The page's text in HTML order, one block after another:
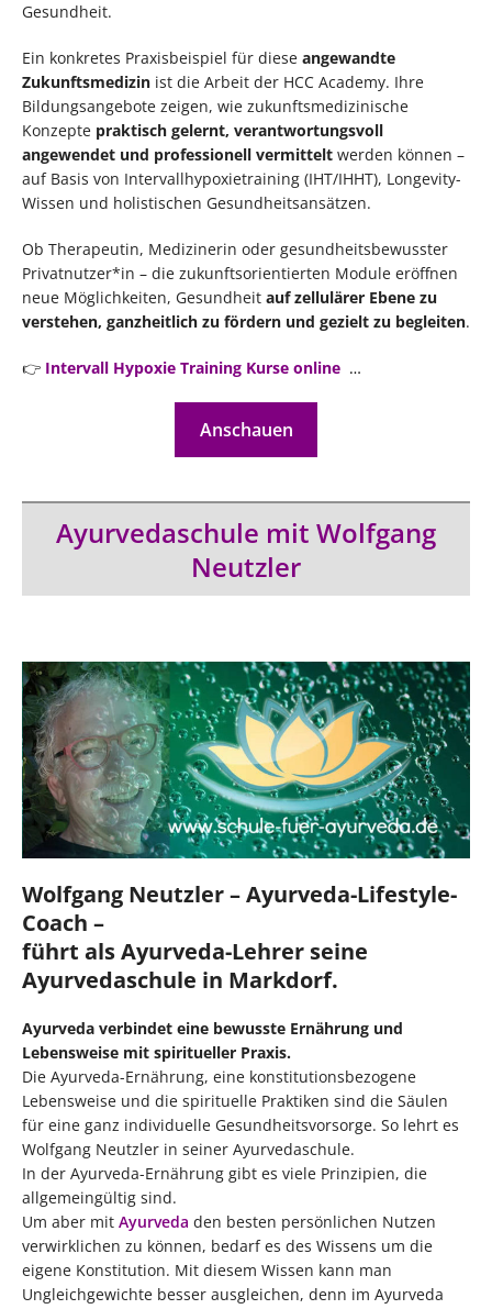
Gesundheit.
Ein konkretes Praxisbeispiel für diese angewandte
Zukunftsmedizin ist die Arbeit der HCC Academy. Ihre
Bildungsangebote zeigen, wie zukunftsmedizinische
Konzepte praktisch gelernt, verantwortungsvoll
angewendet und professionell vermittelt werden können –
auf Basis von Intervallhypoxietraining (IHT/IHHT), Longevity-
Wissen und holistischen Gesundheitsansätzen.
Ob Therapeutin, Medizinerin oder gesundheitsbewusster
Privatnutzer*in – die zukunftsorientierten Module eröffnen
neue Möglichkeiten, Gesundheit auf zellulärer Ebene zu
verstehen, ganzheitlich zu fördern und gezielt zu begleiten.
👉 Intervall Hypoxie Training Kurse online …
Anschauen
Ayurvedaschule mit Wolfgang
Neutzler
Wolfgang Neutzler – Ayurveda-Lifestyle-
Coach –
führt als Ayurveda-Lehrer seine
Ayurvedaschule in Markdorf.
Ayurveda verbindet eine bewusste Ernährung und
Lebensweise mit spiritueller Praxis.
Die Ayurveda-Ernährung, eine konstitutionsbezogene
Lebensweise und die spirituelle Praktiken sind die Säulen
für eine ganz individuelle Gesundheitsvorsorge. So lehrt es
Wolfgang Neutzler in seiner Ayurvedaschule.
In der Ayurveda-Ernährung gibt es viele Prinzipien, die
allgemeingültig sind.
Um aber mit Ayurveda den besten persönlichen Nutzen
verwirklichen zu können, bedarf es des Wissens um die
eigene Konstitution. Mit diesem Wissen kann man
Ungleichgewichte besser ausgleichen, denn im Ayurveda